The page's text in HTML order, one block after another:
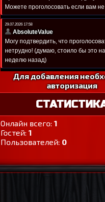
Для добавления
авторизация
Онлайн всего: 1
Гостей: 1
Пользователей: 0